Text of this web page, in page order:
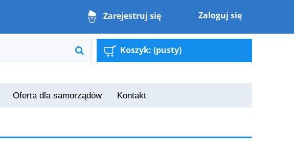
Zarejestruj się Zaloguj się
Koszyk: (pusty)
Oferta dla samorządów Kontakt